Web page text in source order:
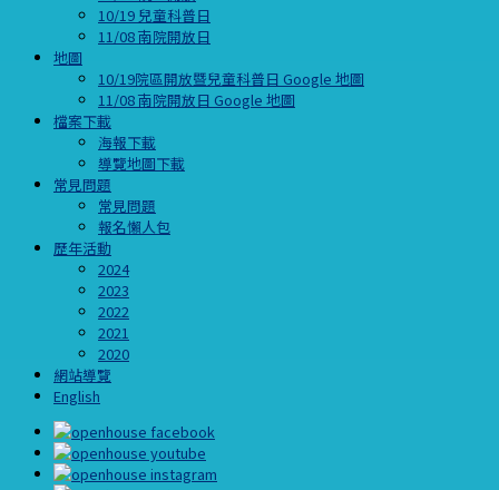
10/19 兒童科普日
11/08 南院開放日
地圖
10/19院區開放暨兒童科普日 Google 地圖
11/08 南院開放日 Google 地圖
檔案下載
海報下載
導覽地圖下載
常見問題
常見問題
報名懶人包
歷年活動
2024
2023
2022
2021
2020
網站導覽
English